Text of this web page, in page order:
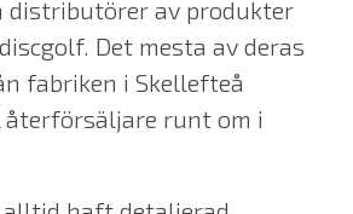
distributörer av produkter
Det mesta av deras
fabriken i Skellefteå
runt om i